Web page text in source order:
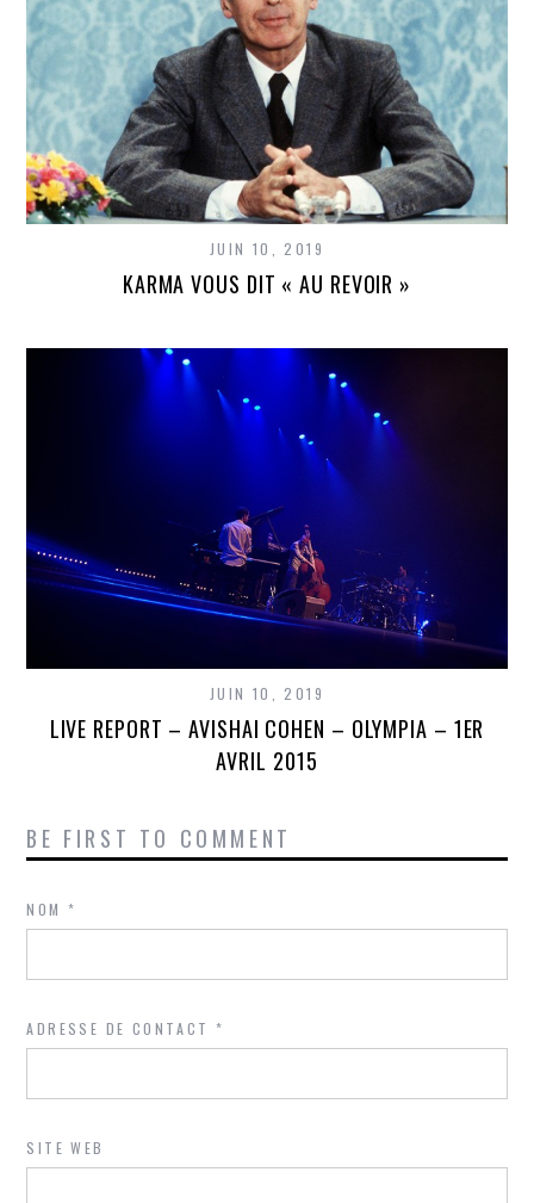
JUIN 10, 2019
KARMA VOUS DIT « AU REVOIR »
JUIN 10, 2019
LIVE REPORT – AVISHAI COHEN – OLYMPIA – 1ER
AVRIL 2015
BE FIRST TO COMMENT
NOM*
ADRESSE DE CONTACT*
SITE WEB